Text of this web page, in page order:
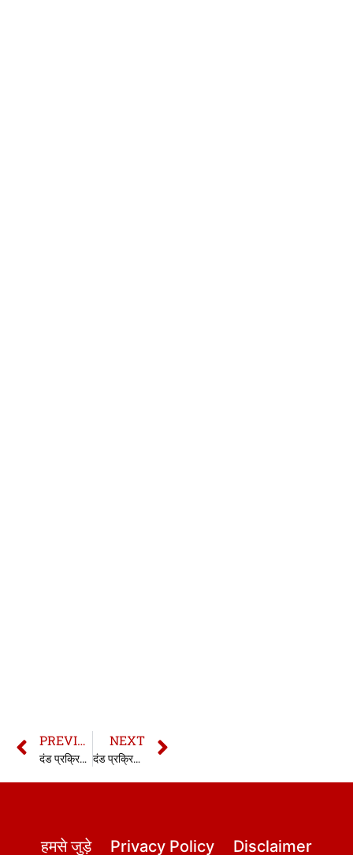
PREVIOUS
दंड प्रक्रिया संहिता की धारा 340 | सीआरपीसी की धारा 340 | Section 340 CrPC in hindi
NEXT
दंड प्रक्रिया संहिता की धारा 342 | सीआरपीसी की धारा 342 | Section 342 CrPC in hindi
हमसे जुड़े Privacy Policy Disclaimer